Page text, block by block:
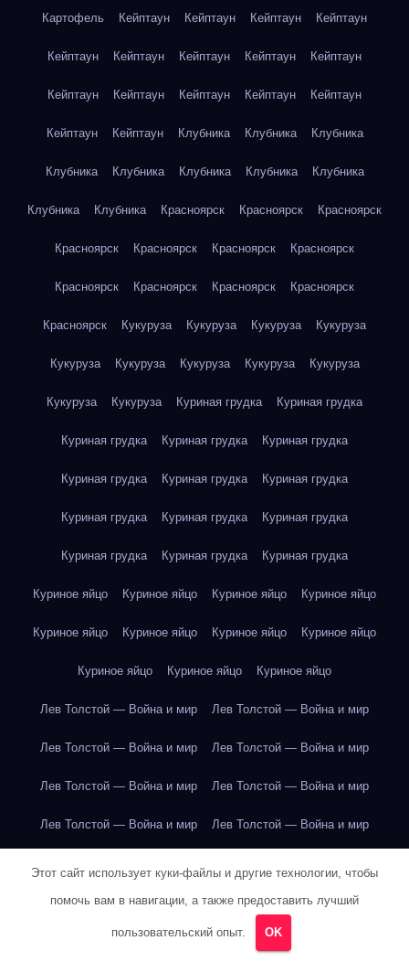
Картофель Кейптаун Кейптаун Кейптаун Кейптаун
Кейптаун Кейптаун Кейптаун Кейптаун Кейптаун
Кейптаун Кейптаун Кейптаун Кейптаун Кейптаун
Кейптаун Кейптаун Клубника Клубника Клубника
Клубника Клубника Клубника Клубника Клубника
Клубника Клубника Красноярск Красноярск Красноярск
Красноярск Красноярск Красноярск Красноярск
Красноярск Красноярск Красноярск Красноярск
Красноярск Кукуруза Кукуруза Кукуруза Кукуруза
Кукуруза Кукуруза Кукуруза Кукуруза Кукуруза
Кукуруза Кукуруза Куриная грудка Куриная грудка
Куриная грудка Куриная грудка Куриная грудка
Куриная грудка Куриная грудка Куриная грудка
Куриная грудка Куриная грудка Куриная грудка
Куриная грудка Куриная грудка Куриная грудка
Куриное яйцо Куриное яйцо Куриное яйцо Куриное яйцо
Куриное яйцо Куриное яйцо Куриное яйцо Куриное яйцо
Куриное яйцо Куриное яйцо Куриное яйцо
Лев Толстой — Война и мир Лев Толстой — Война и мир
Лев Толстой — Война и мир Лев Толстой — Война и мир
Лев Толстой — Война и мир Лев Толстой — Война и мир
Лев Толстой — Война и мир Лев Толстой — Война и мир
Лев Толстой — Война и мир Лев Толстой — Война и мир
Лев Толстой — Война и мир Лев Толстой — Война и мир
Этот сайт использует куки-файлы и другие технологии, чтобы
помочь вам в навигации, а также предоставить лучший
пользовательский опыт. OK